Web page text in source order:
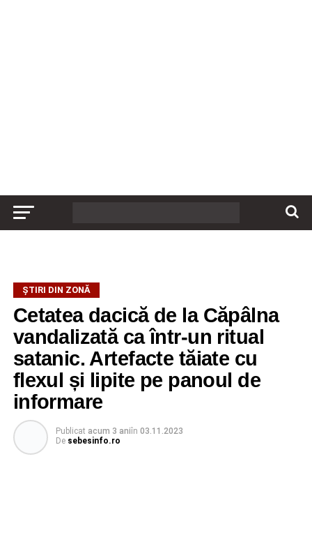
ȘTIRI DIN ZONĂ
Cetatea dacică de la Căpâlna
vandalizată ca într-un ritual
satanic. Artefacte tăiate cu
flexul și lipite pe panoul de
informare
Publicat acum 3 aniîn 03.11.2023
De sebesinfo.ro